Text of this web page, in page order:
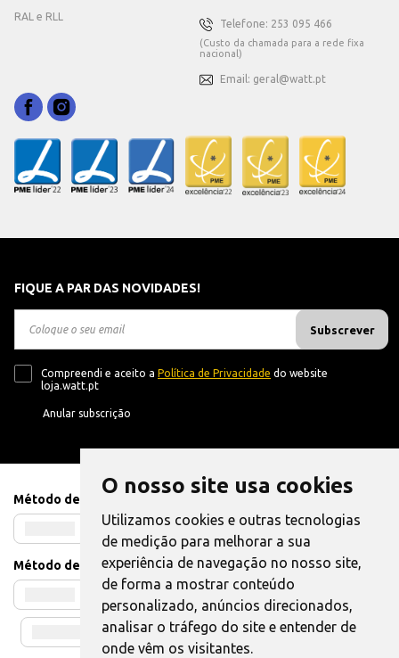
O nosso site usa cookies
Utilizamos cookies e outras tecnologias
de medição para melhorar a sua
experiência de navegação no nosso site,
de forma a mostrar conteúdo
personalizado, anúncios direcionados,
analisar o tráfego do site e entender de
onde vêm os visitantes.
RAL e RLL
Telefone: 253 095 466
(Custo da chamada para a rede fixa
nacional)
Email: geral@watt.pt
FIQUE A PAR DAS NOVIDADES!
Subscrever
Compreendi e aceito a Política de Privacidade do website
loja.watt.pt
Anular subscrição
Método de Pagamento
Método de Envio